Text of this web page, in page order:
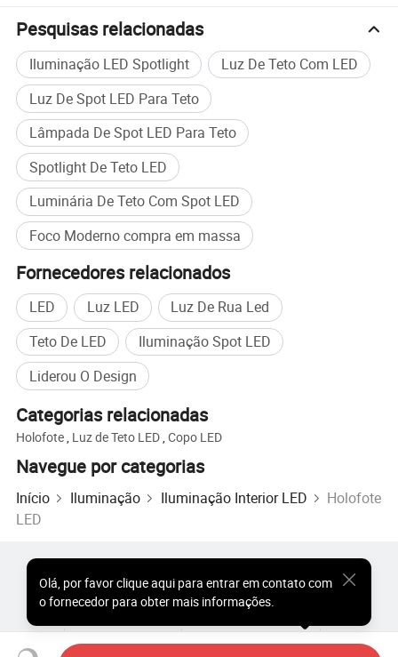
Pesquisas relacionadas
Iluminação LED Spotlight
Luz De Teto Com LED
Luz De Spot LED Para Teto
Lâmpada De Spot LED Para Teto
Spotlight De Teto LED
Luminária De Teto Com Spot LED
Foco Moderno compra em massa
Fornecedores relacionados
LED Luz LED
Luz De Rua Led
Teto De LED
Iluminação Spot LED
Liderou O Design
Categorias relacionadas
Holofote, Luz de Teto LED,Copo LED
Navegue por categorias
Início Iluminação Iluminação Interior LED
Holofote
LED
Olá, por favor clique aqui para entrar em contato com
o fornecedor para obter mais informações.
Produtos Quentes por Atacado
Comprador de Estrela
Percepções
Sobre
Acordo do Usuário Política de Privacidade
Contato